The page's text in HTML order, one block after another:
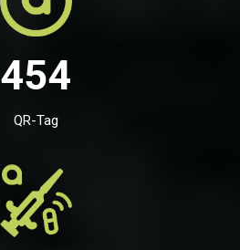
454
QR-Tag